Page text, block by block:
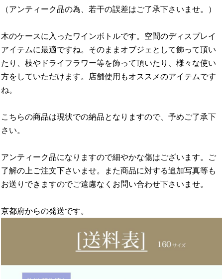
（アンティーク品の為、若干の誤差はご了承下さいませ。）
木のケースに入ったワインボトルです。空間のディスプレイ
アイテムに最適ですね。そのままオブジェとして飾って頂い
たり、枝やドライフラワー等を飾って頂いたり、様々な使い
方をしていただけます。店舗使用もオススメのアイテムです
ね。
こちらの商品は現状での納品となりますので、予めご了承下
さい。
アンティーク品になりますので細やかな傷はございます。ご
了解の上ご注文下さいませ。また商品に対する追加写真等も
お送りできますのでご遠慮なくお問い合わせ下さいませ。
京都府からの発送です。